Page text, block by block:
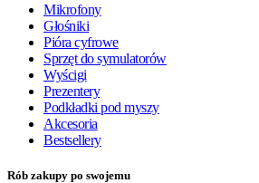
Mikrofony
Głośniki
Pióra cyfrowe
Sprzęt do symulatorów
Wyścigi
Prezentery
Podkładki pod myszy
Akcesoria
Bestsellery
Rób zakupy po swojemu